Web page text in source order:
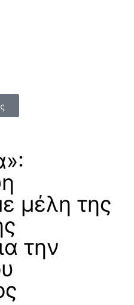
μέλη της
την